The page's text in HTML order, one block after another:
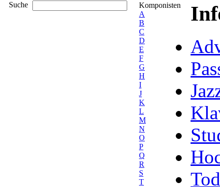
Suche
Komponisten
A
B
C
D
E
F
G
H
I
J
K
L
M
N
O
P
Q
R
S
T